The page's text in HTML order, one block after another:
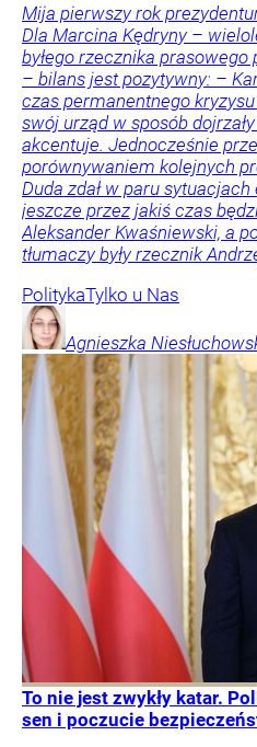
Mija pierwszy rok
Dla Marcina Kędryny –
byłego rzecznika
– bilans jest pozytywny: –
czas permanentnego
swój urząd w sposób
akcentuje. Jednocześnie
porównywaniem kolejnych
Duda zdał w paru
jeszcze przez jakiś czas
Aleksander Kwaśniewski, a
tłumaczy były rzecznik
PolitykaTylko u Nas
Agnieszka
To nie jest zwykły katar.
sen i poczucie